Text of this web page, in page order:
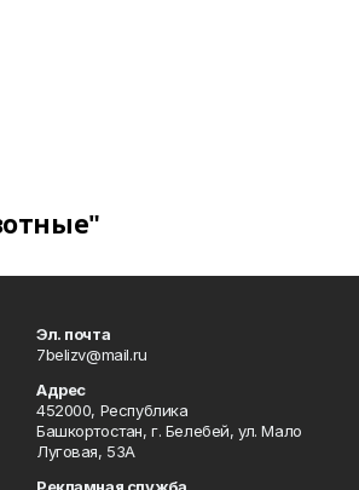
Эл. почта
7belizv@mail.ru
Адрес
452000, Республика
Башкортостан, г. Белебей, ул. Мало
Луговая, 53А